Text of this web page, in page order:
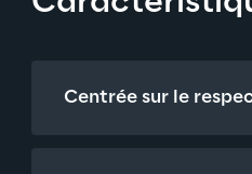
Centrée sur le